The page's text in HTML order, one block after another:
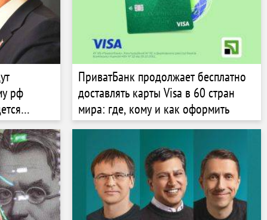
рф
ПриватБанк продолжает бесплатно
доставлять карты Visa в 60 стран
мира: где, кому и как оформить